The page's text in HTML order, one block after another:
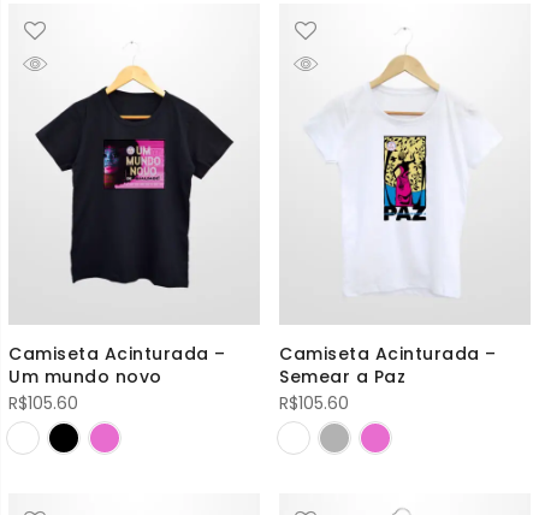
Camiseta Acinturada –
Um mundo novo
R$105.60
Camiseta Acinturada –
Semear a Paz
R$105.60